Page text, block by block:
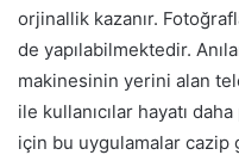
orjinallik kazanır.
de yapılabilmektedir.
makinesinin yerini alan
ile kullanıcılar hayatı
için bu uygulamalar cazip